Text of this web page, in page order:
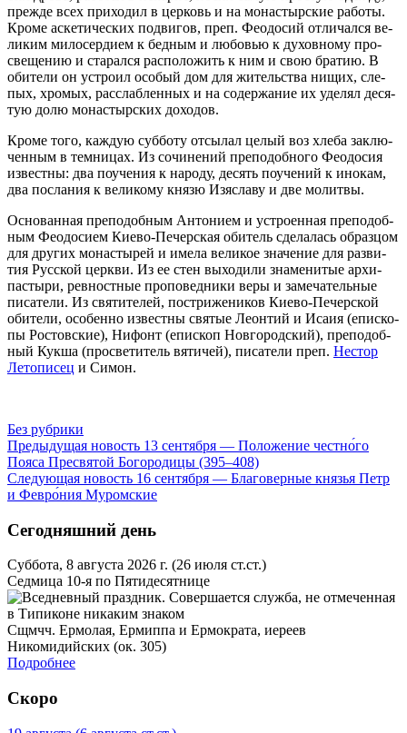
преж­де всех при­хо­дил в цер­ковь и на мо­на­стыр­ские ра­бо­ты.
Кро­ме ас­ке­ти­че­ских по­дви­гов, преп. Фе­о­до­сий от­ли­чал­ся ве­
ли­ким ми­ло­сер­ди­ем к бед­ным и лю­бо­вью к ду­хов­но­му про­
све­ще­нию и ста­рал­ся рас­по­ло­жить к ним и свою бра­тию. В
оби­те­ли он устро­ил осо­бый дом для жи­тель­ства ни­щих, сле­
пых, хро­мых, рас­слаб­лен­ных и на со­дер­жа­ние их уде­лял де­ся­
тую до­лю мо­на­стыр­ских до­хо­дов.
Кро­ме то­го, каж­дую суб­бо­ту от­сы­лал це­лый воз хле­ба за­клю­
чен­ным в тем­ни­цах. Из со­чи­не­ний пре­по­доб­но­го Фе­о­до­сия
из­вест­ны: два по­уче­ния к на­ро­ду, де­сять по­уче­ний к ино­кам,
два по­сла­ния к ве­ли­ко­му кня­зю Изя­с­ла­ву и две мо­лит­вы.
Ос­но­ван­ная пре­по­доб­ным Ан­то­ни­ем и устро­ен­ная пре­по­доб­
ным Фе­о­до­си­ем Ки­е­во-Пе­чер­ская оби­тель сде­ла­лась об­раз­цом
для дру­гих мо­на­сты­рей и име­ла ве­ли­кое зна­че­ние для раз­ви­
тия Рус­ской церк­ви. Из ее стен вы­хо­ди­ли зна­ме­ни­тые ар­хи­
пас­ты­ри, рев­ност­ные про­по­вед­ни­ки ве­ры и за­ме­ча­тель­ные
пи­са­те­ли. Из свя­ти­те­лей, по­стри­же­ни­ков Ки­е­во-Пе­чер­ской
оби­те­ли, осо­бен­но из­вест­ны свя­тые Леон­тий и Ис­а­ия (епи­ско­
пы Ро­стов­ские), Ни­фонт (епи­скоп Нов­го­род­ский), пре­по­доб­
ный Кук­ша (про­све­ти­тель вя­ти­чей), пи­са­те­ли преп. Нестор
Ле­то­пи­сец и Си­мон.
Без рубрики
Предыдущая новость 13 сентября — Положение честно́го
Пояса Пресвятой Богородицы (395–408)
Следующая новость 16 сентября — Благоверные князья Петр
и Февро́ния Муромские
Сегодняшний день
Суббота, 8 августа 2026 г. (26 июля ст.ст.)
Седмица 10-я по Пятидесятнице
Сщмчч. Ермолая, Ермиппа и Ермократа, иереев
Никомидийских (ок. 305)
Подробнее
Скоро